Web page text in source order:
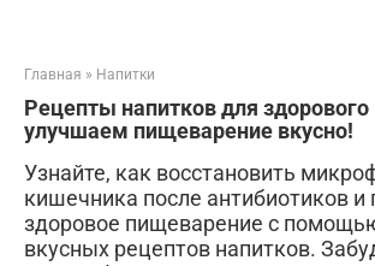
Главная » Напитки
Рецепты напитков для
улучшаем пищеварение вкусно!
Узнайте, как восстановить
кишечника после антибиотиков и
здоровое пищеварение с
вкусных рецептов напитков.